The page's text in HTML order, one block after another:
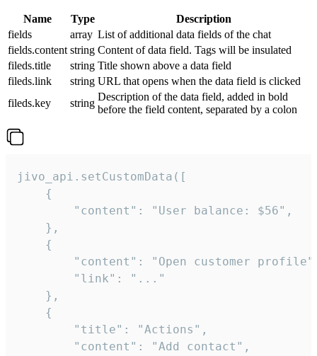
Name Type
Description
fields
array List of additional data fields of the chat
fields.content string Content of data field. Tags will be insulated
fileds.title
string Title shown above a data field
fileds.link
string URL that opens when the data field is clicked
fileds.key
string
Description of the data field, added in bold
before the field content, separated by a colon
jivo_api.setCustomData([
    {
        "content": "User balance: $56",
    },
    {
"content": "Open customer
        "link": "..."
    },
    {
        "title": "Actions",
        "content": "Add contact",